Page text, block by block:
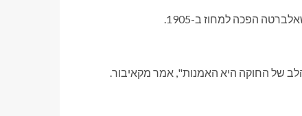
הפכה למחוז ב-1905.
של החוקה היא האמנות", אמר מקאיבור.